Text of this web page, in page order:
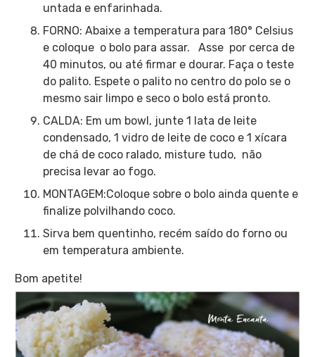
untada e enfarinhada.
FORNO: Abaixe a temperatura para 180° Celsius
e coloque o bolo para assar. Asse por cerca de
40 minutos, ou até firmar e dourar. Faça o teste
do palito. Espete o palito no centro do polo se o
mesmo sair limpo e seco o bolo está pronto.
CALDA: Em um bowl, junte 1 lata de leite
condensado, 1 vidro de leite de coco e 1 xícara
de chá de coco ralado, misture tudo, não
precisa levar ao fogo.
MONTAGEM:Coloque sobre o bolo ainda quente e
finalize polvilhando coco.
Sirva bem quentinho, recém saído do forno ou
em temperatura ambiente.
Bom apetite!